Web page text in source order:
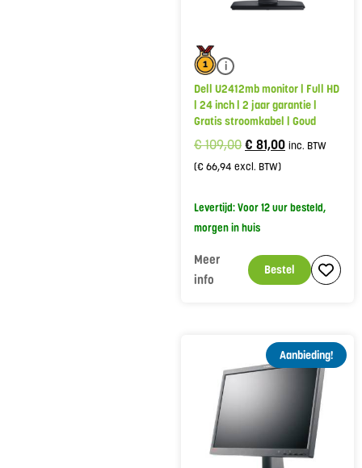
i
Dell U2412mb monitor | Full HD
| 24 inch | 2 jaar garantie |
Gratis stroomkabel | Goud
€109,00€ 81,00 inc. BTW
(€66,94 excl. BTW)
Levertijd: Voor 12 uur besteld,
morgen in huis
Bestel
Meer
info
Aanbieding!